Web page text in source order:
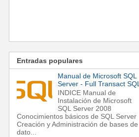
Entradas populares
Manual de Microsoft SQL
Server - Full Transact SQL
INDICE Manual de
Instalación de Microsoft
SQL Server 2008
Conocimientos básicos de SQL Server
Creación y Administración de bases de
dato...